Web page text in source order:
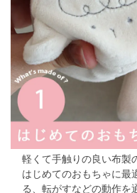
軽くて手触りの良い布製
はじめてのおもちゃに最
る、転がすなどの動作を